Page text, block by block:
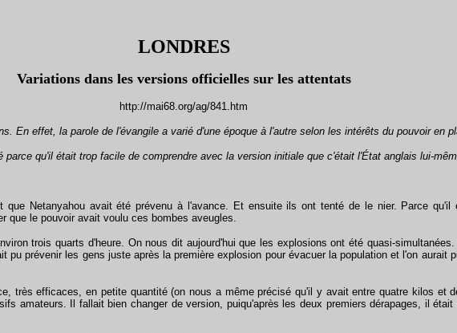
LONDRES
Variations dans les versions officielles sur les attentats
http://mai68.org/ag/841.htm
effet, la parole de l'évangile a varié d'une époque à l'autre selon les intérêts du pouvoir en
qu'il était trop facile de comprendre avec la version initiale que c'était l'État anglais lui-
Netanyahou avait été prévenu à l'avance. Et ensuite ils ont tenté de le nier. Parce qu'il
que le pouvoir avait voulu ces bombes aveugles.
trois quarts d'heure. On nous dit aujourd'hui que les explosions ont été quasi-
pu prévenir les gens juste après la première explosion pour évacuer la population et l'on
efficaces, en petite quantité (on nous a même précisé qu'il y avait entre quatre kilos et
amateurs. Il fallait bien changer de version, puiqu'après les deux premiers dérapages, il